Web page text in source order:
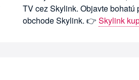
TV cez Skylink. Objavte
obchode Skylink. 👉 Skylink